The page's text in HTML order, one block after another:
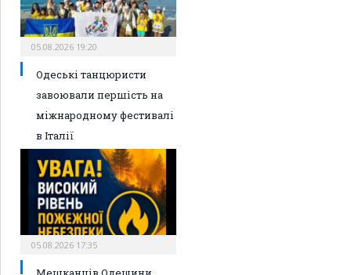
05.08.2026 19:20
Одеські танцюристи
завоювали першість на
міжнародному фестивалі
в Італії
05.08.2026 17:35